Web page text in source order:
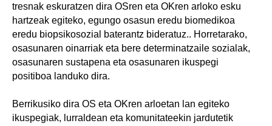
tresnak eskuratzen dira OSren eta OKren arloko esku
hartzeak egiteko, egungo osasun eredu biomedikoa
eredu biopsikosozial baterantz bideratuz.. Horretarako,
osasunaren oinarriak eta bere determinatzaile sozialak,
osasunaren sustapena eta osasunaren ikuspegi
positiboa landuko dira.
Berrikusiko dira OS eta OKren arloetan lan egiteko
ikuspegiak, lurraldean eta komunitateekin jardutetik